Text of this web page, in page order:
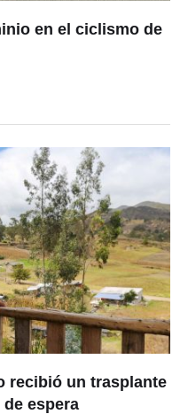
en el ciclismo de
recibió un trasplante
espera